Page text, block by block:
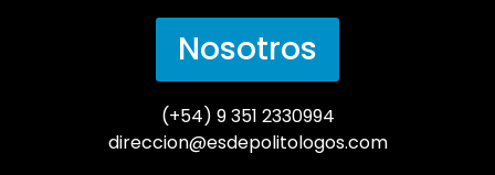
Nosotros
(+54) 9 351 2330994
direccion@esdepolitologos.com